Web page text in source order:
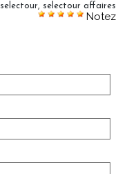
selectour selectour affaires
Notez